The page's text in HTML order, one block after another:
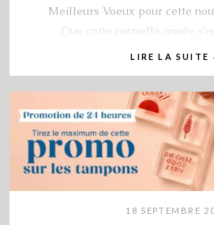
Meilleurs Voeux pour cette
Que cette nouvelle année
LIRE LA SUITE
18 SEPTEMBRE